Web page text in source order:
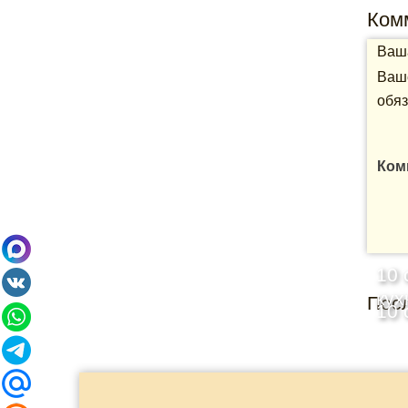
10
10